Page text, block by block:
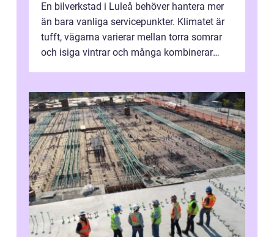
En bilverkstad i Luleå behöver hantera mer
än bara vanliga servicepunkter. Klimatet är
tufft, vägarna varierar mellan torra somrar
och isiga vintrar och många kombinerar